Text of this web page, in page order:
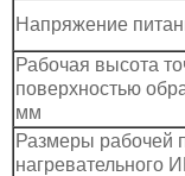
Напряжение
Рабочая высота
поверхностью
мм
Размеры рабочей
нагревательного